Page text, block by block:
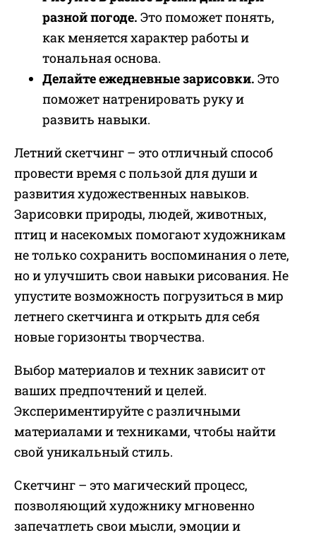
разной погоде. Это поможет понять,
как меняется характер работы и
тональная основа.
Делайте ежедневные зарисовки. Это
поможет натренировать руку и
развить навыки.
Летний скетчинг – это отличный способ
провести время с пользой для души и
развития художественных навыков.
Зарисовки природы, людей, животных,
птиц и насекомых помогают художникам
не только сохранить воспоминания о лете,
но и улучшить свои навыки рисования. Не
упустите возможность погрузиться в мир
летнего скетчинга и открыть для себя
новые горизонты творчества.
Выбор материалов и техник зависит от
ваших предпочтений и целей.
Экспериментируйте с различными
материалами и техниками, чтобы найти
свой уникальный стиль.
Скетчинг – это магический процесс,
позволяющий художнику мгновенно
запечатлеть свои мысли, эмоции и